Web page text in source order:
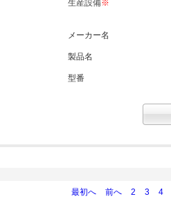
生産設備※
メーカー名
製品名
型番
最初へ
前へ 2 3 4